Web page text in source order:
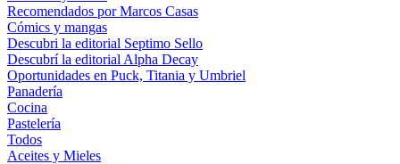
Recomendados por Marcos Casas
Cómics y mangas
Descubri la editorial Septimo Sello
Descubrí la editorial Alpha Decay
Oportunidades en Puck, Titania y Umbriel
Panadería
Cocina
Pastelería
Todos
Aceites y Mieles